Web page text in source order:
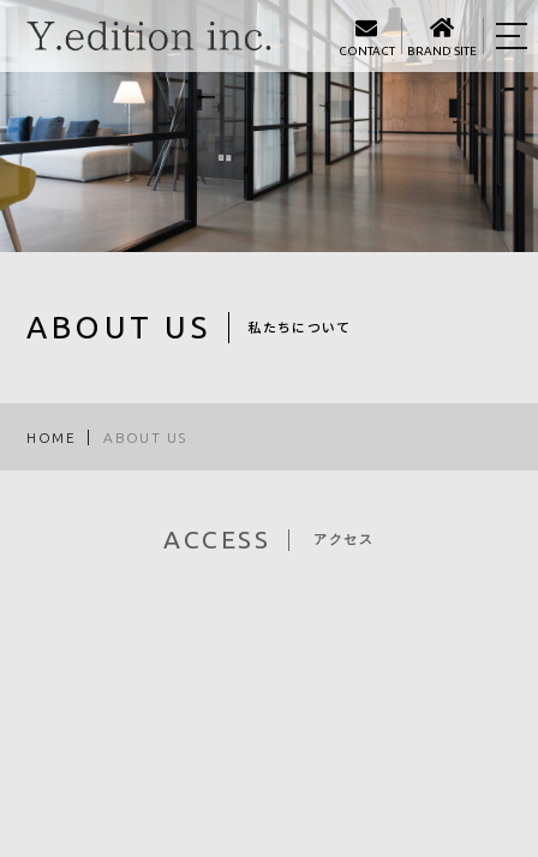
CONTACT BRAND SITE
ABOUT US 私たちについて
HOME ABOUT US
ACCESS アクセス
HOME
ABOUT US
PRODUCTS
INFORMATION